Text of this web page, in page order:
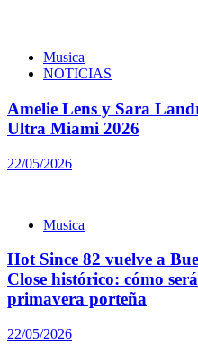
Musica
NOTICIAS
Amelie Lens y Sara
Ultra Miami 2026
22/05/2026
Musica
Hot Since 82 vuelve a
Close histórico: cómo
primavera porteña
22/05/2026